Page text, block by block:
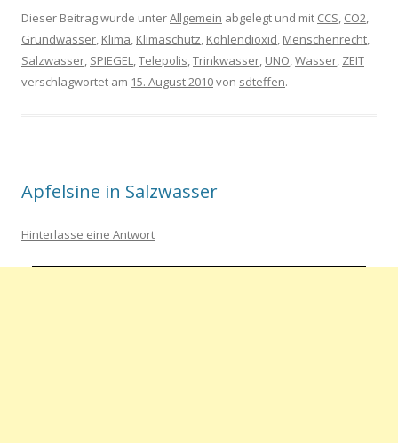
Dieser Beitrag wurde unterAllgemein abgelegt und mit CCS, CO2,
Grundwasser, Klima, Klimaschutz, Kohlendioxid, Menschenrecht,
Salzwasser, SPIEGEL,Telepolis,Trinkwasser, UNO,Wasser, ZEIT
verschlagwortet am 15. August 2010von sdteffen.
Apfelsine in Salzwasser
Hinterlasse eine Antwort